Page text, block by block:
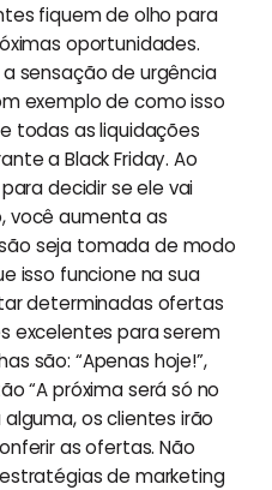
fiquem de olho para
oportunidades.
sensação de urgência
exemplo de como isso
todas as liquidações
a Black Friday. Ao
decidir se ele vai
você aumenta as
seja tomada de modo
isso funcione na sua
determinadas ofertas
excelentes para serem
são: “Apenas hoje!”,
“A próxima será só no
alguma, os clientes irão
as ofertas. Não
de marketing